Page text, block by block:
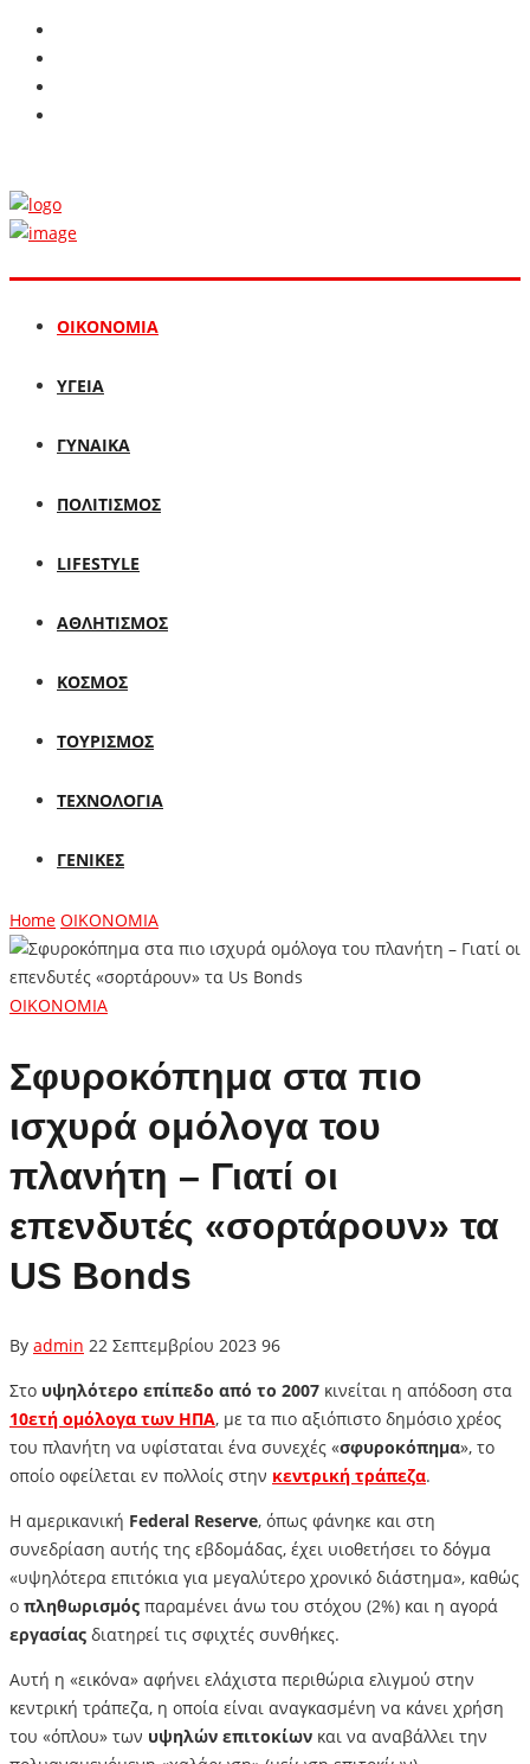
ΟΙΚΟΝΟΜΙΑ
ΥΓΕΙΑ
ΓΥΝΑΙΚΑ
ΠΟΛΙΤΙΣΜΟΣ
LIFESTYLE
ΑΘΛΗΤΙΣΜΟΣ
ΚΟΣΜΟΣ
ΤΟΥΡΙΣΜΟΣ
ΤΕΧΝΟΛΟΓΙΑ
ΓΕΝΙΚΕΣ
Home ΟΙΚΟΝΟΜΙΑ
ΟΙΚΟΝΟΜΙΑ
Σφυροκόπημα στα πιο
ισχυρά ομόλογα του
πλανήτη – Γιατί οι
επενδυτές «σορτάρουν» τα
US Bonds
By admin 22 Σεπτεμβρίου 2023 96
Στο υψηλότερο επίπεδο από το 2007 κινείται η απόδοση στα
10ετή ομόλογα των ΗΠΑ, με τα πιο αξιόπιστο δημόσιο χρέος
του πλανήτη να υφίσταται ένα συνεχές «σφυροκόπημα», το
οποίο οφείλεται εν πολλοίς στην κεντρική τράπεζα.
Η αμερικανική Federal Reserve, όπως φάνηκε και στη
συνεδρίαση αυτής της εβδομάδας, έχει υιοθετήσει το δόγμα
«υψηλότερα επιτόκια για μεγαλύτερο χρονικό διάστημα», καθώς
ο πληθωρισμός παραμένει άνω του στόχου (2%) και η αγορά
εργασίας διατηρεί τις σφιχτές συνθήκες.
Αυτή η «εικόνα» αφήνει ελάχιστα περιθώρια ελιγμού στην
κεντρική τράπεζα, η οποία είναι αναγκασμένη να κάνει χρήση
του «όπλου» των υψηλών επιτοκίων και να αναβάλλει την